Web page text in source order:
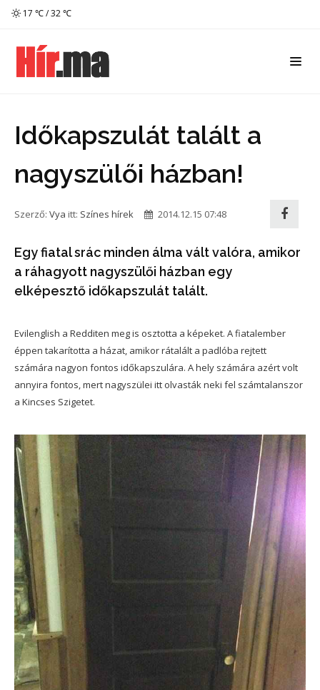
17 ℃ / 32 ℃
Időkapszulát talált a
nagyszülői házban!
Szerző: Vya itt: Színes hírek 2014.12.15 07:48
Egy fiatal srác minden álma vált valóra, amikor
a ráhagyott nagyszülői házban egy
elképesztő időkapszulát talált.
Evilenglish a Redditen meg is osztotta a képeket. A fiatalember
éppen takarította a házat, amikor rátalált a padlóba rejtett
számára nagyon fontos időkapszulára. A hely számára azért volt
annyira fontos, mert nagyszülei itt olvasták neki fel számtalanszor
a Kincses Szigetet.